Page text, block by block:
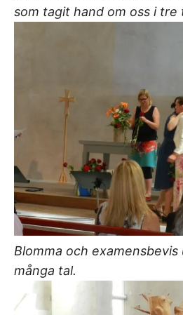
som tagit hand om oss i tre
Blomma och
många tal.